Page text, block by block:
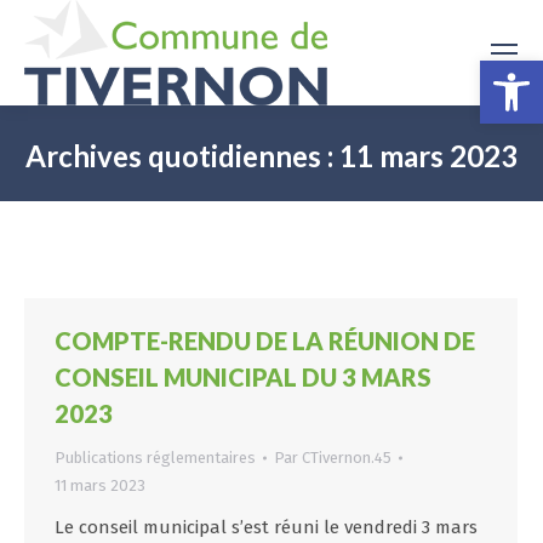
Archives quotidiennes : 11 mars 2023
COMPTE-RENDU DE LA RÉUNION DE
CONSEIL MUNICIPAL DU 3 MARS
2023
Publications réglementaires Par CTivernon.45
11 mars 2023
Le conseil municipal s’est réuni le vendredi 3 mars